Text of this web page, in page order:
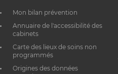
Mon bilan prévention
Annuaire de l'accessibilité des
cabinets
Carte des lieux de soins non
programmés
Origines des données